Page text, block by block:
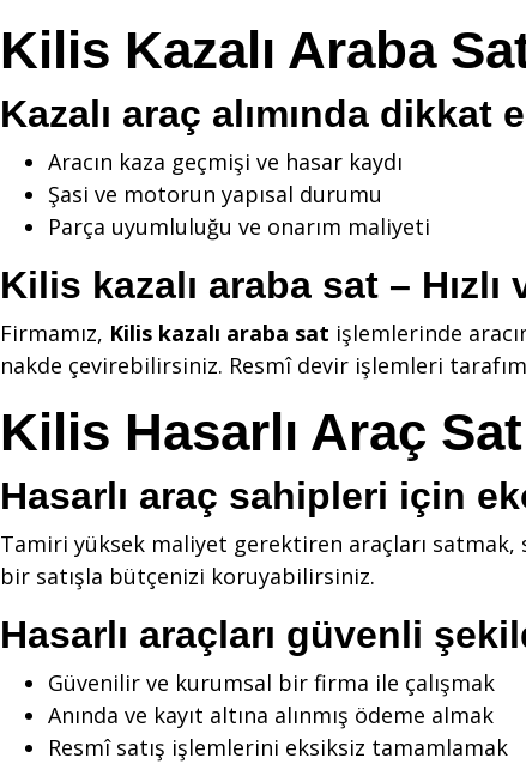
Kilis Kazalı Araba
Kazalı araç alımında
Aracın kaza geçmişi ve hasar kaydı
Şasi ve motorun yapısal durumu
Parça uyumluluğu ve onarım maliyeti
Kilis kazalı araba sat –
Firmamız, Kilis kazalı araba sat işlemlerinde
nakde çevirebilirsiniz. Resmî devir işlemleri
Kilis Hasarlı Araç
Hasarlı araç sahipleri için
Tamiri yüksek maliyet gerektiren araçları satmak,
bir satışla bütçenizi koruyabilirsiniz.
Hasarlı araçları güvenli
Güvenilir ve kurumsal bir firma ile çalışmak
Anında ve kayıt altına alınmış ödeme almak
Resmî satış işlemlerini eksiksiz tamamlamak